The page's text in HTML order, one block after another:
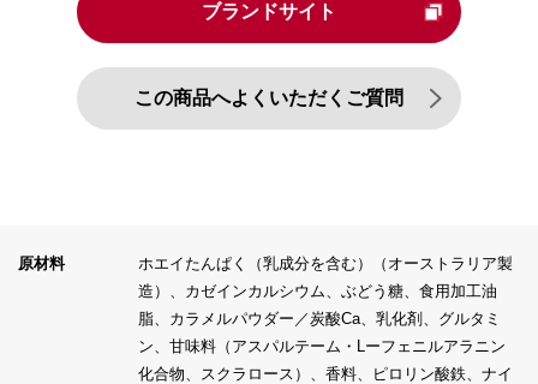
ブランドサイト
この商品へよくいただくご質問
原材料
ホエイたんぱく（乳成分を含む）（オーストラリア製
造）、カゼインカルシウム、ぶどう糖、食用加工油
脂、カラメルパウダー／炭酸Ca、乳化剤、グルタミ
ン、甘味料（アスパルテーム・Lーフェニルアラニン
化合物、スクラロース）、香料、ピロリン酸鉄、ナイ